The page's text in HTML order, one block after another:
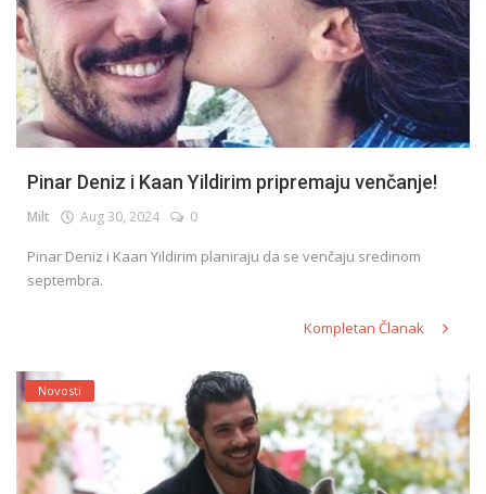
Pinar Deniz i Kaan Yildirim pripremaju venčanje!
Milt Aug 30, 2024 0
Pinar Deniz i Kaan Yildirim planiraju da se venčaju sredinom
septembra.
Kompletan Članak
Novosti